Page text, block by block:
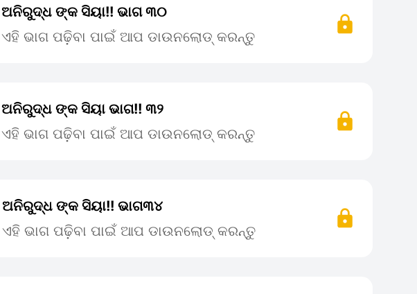
ଅନିରୁଦ୍ଧ ଙ୍କ ସିୟା!! ଭାଗ ୩୦
ଏହି ଭାଗ ପଢ଼ିବା ପାଇଁ ଆପ ଡାଉନଲୋଡ୍ କରନ୍ତୁ
ଅନିରୁଦ୍ଧ ଙ୍କ ସିୟା ଭାଗ!! ୩୨
ଏହି ଭାଗ ପଢ଼ିବା ପାଇଁ ଆପ ଡାଉନଲୋଡ୍ କରନ୍ତୁ
ଅନିରୁଦ୍ଧ ଙ୍କ ସିୟା!! ଭାଗ୩୪
ଏହି ଭାଗ ପଢ଼ିବା ପାଇଁ ଆପ ଡାଉନଲୋଡ୍ କରନ୍ତୁ